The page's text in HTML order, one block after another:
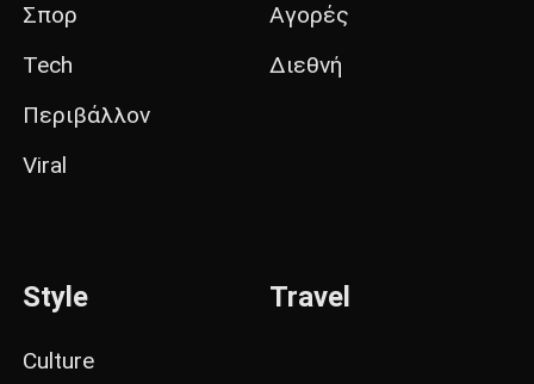
Σπορ
Tech
Περιβάλλον
Viral
Αγορές
Διεθνή
Style
Culture
Travel